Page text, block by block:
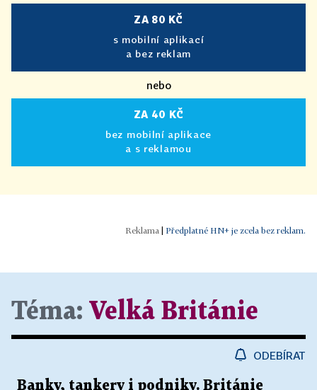
ZA 80 KČ
s mobilní aplikací
a bez reklam
nebo
ZA 40 KČ
bez mobilní aplikace
a s reklamou
Předplatné HN+ je zcela bez reklam.
Téma: Velká Británie
ODEBÍRAT
Banky, tankery i podniky. Británie